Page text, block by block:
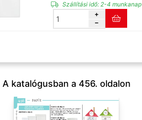
Szállítási idő: 2-4 munkanap
A katalógusban a 456. oldalon